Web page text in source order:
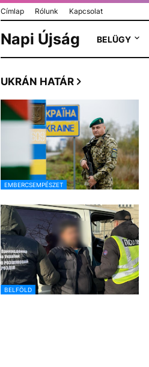
Címlap Rólunk Kapcsolat
Napi Újság BELÜGY
UKRÁN HATÁR
EMBERCSEMPÉSZET
BELFÖLD